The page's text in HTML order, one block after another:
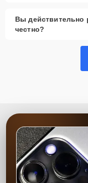
Вы действительно
честно?